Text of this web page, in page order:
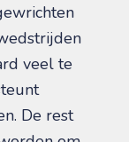
veel te
De rest